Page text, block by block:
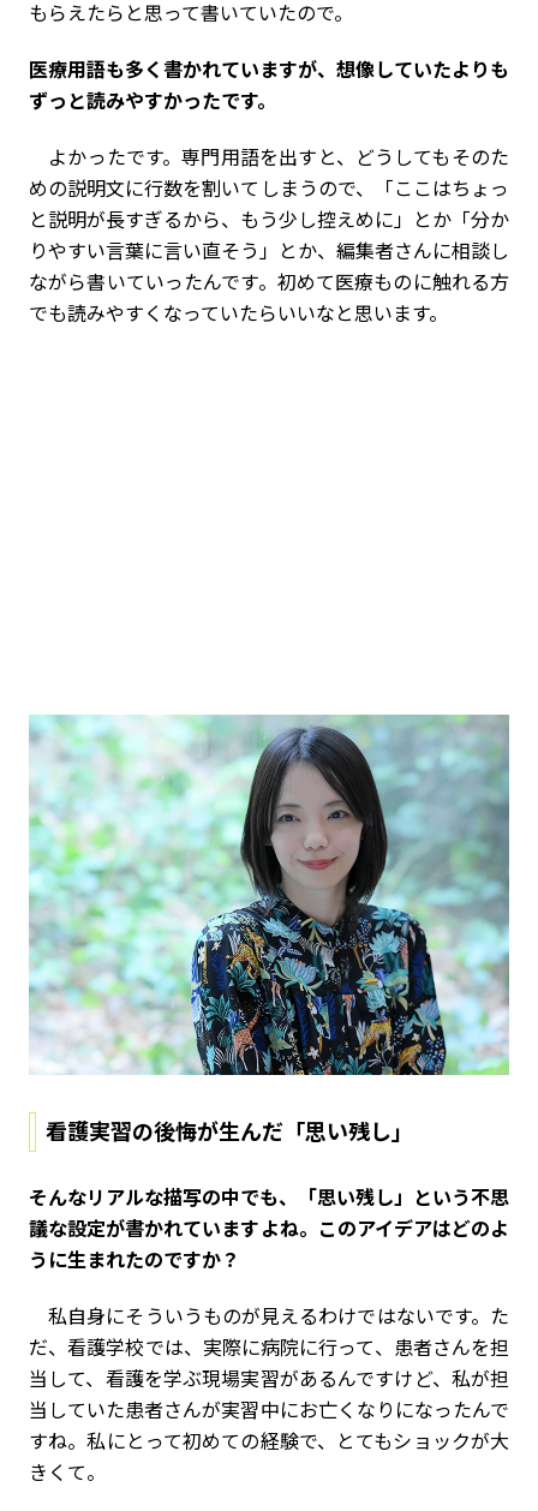
もらえたらと思って書いていたので。
――医療用語も多く書かれていますが、想像していたよりも
ずっと読みやすかったです。
よかったです。専門用語を出すと、どうしてもそのた
めの説明文に行数を割いてしまうので、「ここはちょっ
と説明が長すぎるから、もう少し控えめに」とか「分か
りやすい言葉に言い直そう」とか、編集者さんに相談し
ながら書いていったんです。初めて医療ものに触れる方
でも読みやすくなっていたらいいなと思います。
看護実習の後悔が生んだ「思い残し」
――そんなリアルな描写の中でも、「思い残し」という不思
議な設定が書かれていますよね。このアイデアはどのよ
うに生まれたのですか？
私自身にそういうものが見えるわけではないです。た
だ、看護学校では、実際に病院に行って、患者さんを担
当して、看護を学ぶ現場実習があるんですけど、私が担
当していた患者さんが実習中にお亡くなりになったんで
すね。私にとって初めての経験で、とてもショックが大
きくて。